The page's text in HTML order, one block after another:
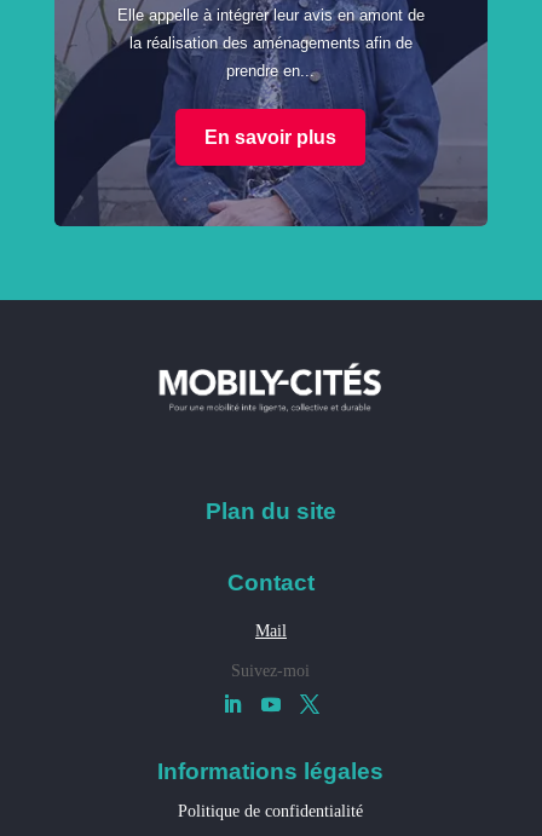
Elle appelle à intégrer leur avis en amont de
la réalisation des aménagements afin de
prendre en...
En savoir plus
Plan du site
Contact
Mail
Suivez-moi
Informations légales
Politique de confidentialité